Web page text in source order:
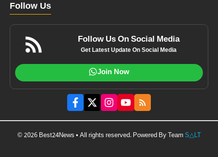
Follow Us
Follow Us On Social Media
Get Latest Update On Social Media
Join Now
© 2026 Best24News • All rights reserved. Powered By Team S△LT